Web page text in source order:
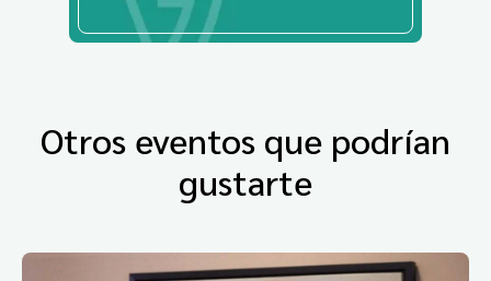
Otros eventos que podrían
gustarte